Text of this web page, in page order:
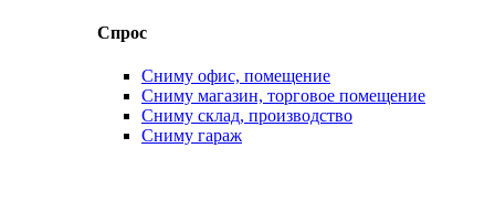
Спрос
Сниму офис, помещение
Сниму магазин, торговое помещение
Сниму склад, производство
Сниму гараж